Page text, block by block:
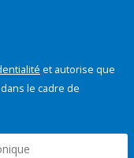
et autorise que
le cadre de